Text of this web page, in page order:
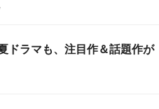
ドラマも、注目作＆話題作が